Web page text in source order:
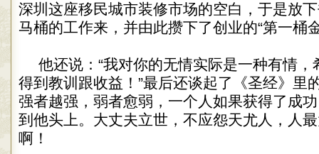
深圳这座移民城市装修市场的空白，于是放
马桶的工作来，并由此攒下了创业的“第一桶
他还说：“我对你的无情实际是一种有情
得到教训跟收益！”最后还谈起了《圣经》里
强者越强，弱者愈弱，一个人如果获得了成
到他头上。大丈夫立世，不应怨天尤人，人
啊！